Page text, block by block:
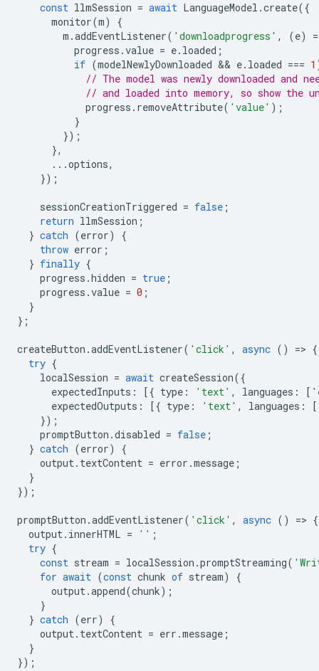
const llmSession = await LanguageModel .create({
monitor(m)
{
m .addEventListener( 'downloadprogress' , (e) =
progress .value = e. loaded ;
if (modelNewlyDownloaded && e. loaded === 1
// The model was newly downloaded and
// and loaded into memory, so show the
progress . removeAttribute( 'value' );
}
});
},
...options,
});
sessionCreationTriggered = false ;
return llmSession ;
} catch (error)
{
throw error ;
} finally {
progress .hidden = true ;
progress .value = 0 ;
}
};
createButton .addEventListener( 'click' , async () => {
try {
localSession = await createSession({
expectedInputs : [{ type : 'text' , languages : [
expectedOutputs : [{ type : 'text' , languages : [
});
promptButton .disabled = false ;
} catch (error)
{
output. textContent = error .message ;
}
});
promptButton .addEventListener( 'click' , async () => {
output. innerHTML = '' ;
try {
const stream = localSession .promptStreaming(
for await (const chunk of stream)
{
output.append(chunk);
}
} catch (err)
{
output. textContent = err .message ;
}
});